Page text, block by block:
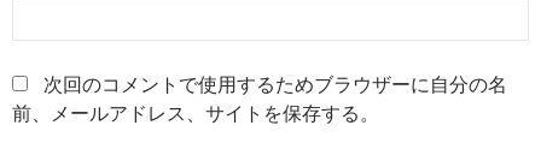
次回のコメントで使用するためブラウザーに自分の名
前、メールアドレス、サイトを保存する。